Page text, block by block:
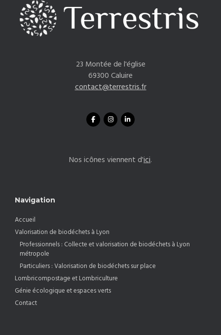
23 Montée de l'église
69300 Caluire
contact@terrestris.fr
Nos icônes viennent d'ici.
Navigation
Accueil
Valorisation de biodéchets à Lyon
Professionnels : Collecte et valorisation de biodéchets à Lyon
métropole
Particuliers : Valorisation de biodéchets sur place
Lombricompostage et Lombriculture
Génie écologique et espaces verts
Contact